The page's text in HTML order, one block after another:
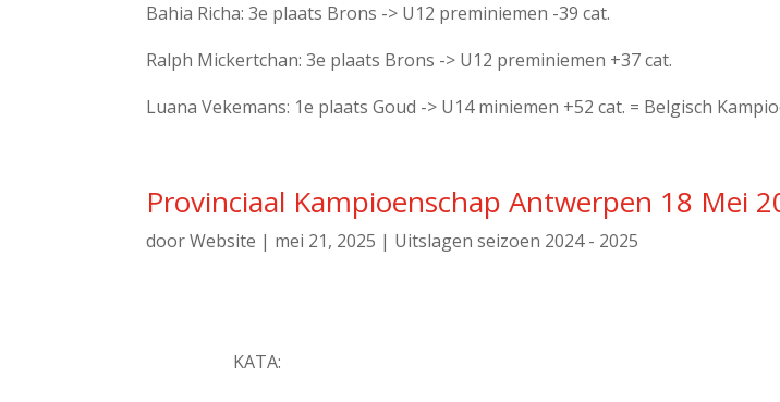
Bahia Richa: 3e plaats Brons -> U12 preminiemen -39 cat.
Ralph Mickertchan: 3e plaats Brons -> U12 preminiemen +37 cat.
Luana Vekemans: 1e plaats Goud -> U14 miniemen +52 cat. = Belgisch
Provinciaal Kampioenschap Antwerpen 18 Mei
doorWebsite | mei 21, 2025 | Uitslagen seizoen 2024 - 2025
KATA: